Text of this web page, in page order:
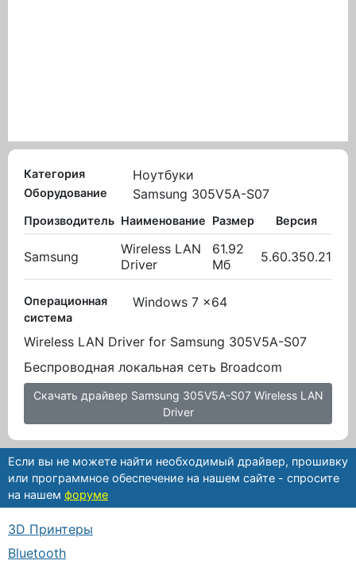
Категория Ноутбуки
Оборудование Samsung 305V5A-S07
Производитель Наименование Размер Версия
Samsung
Wireless LAN
Driver
61.92
Мб
5.60.350.21
Операционная
система
Windows 7 x64
Wireless LAN Driver for Samsung 305V5A-S07
Беспроводная локальная сеть Broadcom
Скачать драйвер Samsung 305V5A-S07 Wireless LAN
Driver
Если вы не можете найти необходимый драйвер, прошивку
или программное обеспечение на нашем сайте - спросите
на нашем форуме
3D Принтеры
Bluetooth